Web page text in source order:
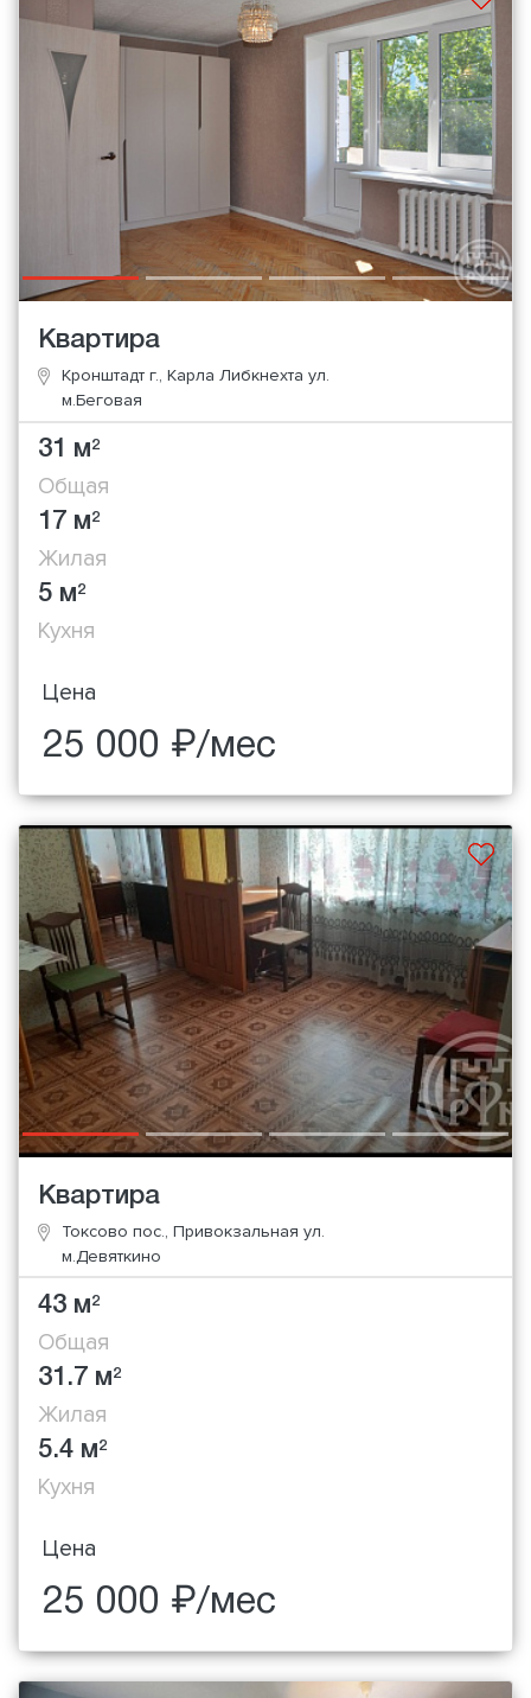
Квартира
Кронштадт г., Карла Либкнехта ул.
м.Беговая
31 м2
Общая
17 м2
Жилая
5 м2
Кухня
Цена
25 000 ₽/мес
Квартира
Токсово пос., Привокзальная ул.
м.Девяткино
43 м2
Общая
31.7 м2
Жилая
5.4 м2
Кухня
Цена
25 000 ₽/мес